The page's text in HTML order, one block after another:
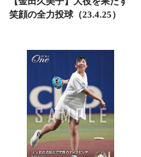
笑顔の全力投球（23.4.25）